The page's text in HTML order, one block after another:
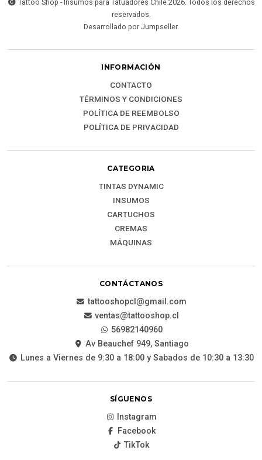
Tattoo Shop - Insumos para Tatuadores Chile 2026. Todos los derechos
reservados.
Desarrollado por Jumpseller.
INFORMACIÓN
CONTACTO
TÉRMINOS Y CONDICIONES
POLÍTICA DE REEMBOLSO
POLÍTICA DE PRIVACIDAD
CATEGORIA
TINTAS DYNAMIC
INSUMOS
CARTUCHOS
CREMAS
MÁQUINAS
CONTÁCTANOS
tattooshopcl@gmail.com
ventas@tattooshop.cl
56982140960
Av Beauchef 949, Santiago
Lunes a Viernes de 9:30 a 18:00 y Sabados de 10:30 a 13:30
SÍGUENOS
Instagram
Facebook
TikTok